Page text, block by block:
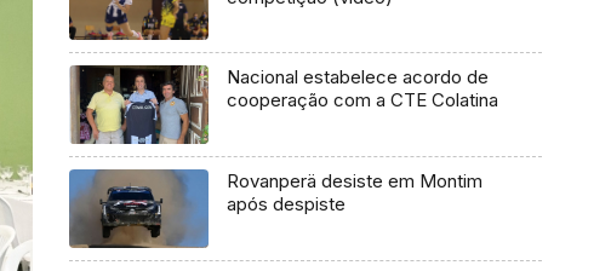
Nacional estabelece acordo de
cooperação com a CTE Colatina
Rovanperä desiste em Montim
após despiste